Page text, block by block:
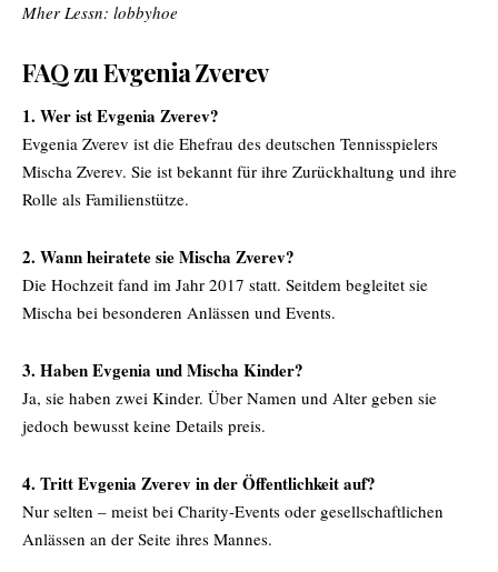
Mher Lessn: lobbyhoe
FAQ zu Evgenia Zverev
1. Wer ist Evgenia Zverev?
Evgenia Zverev ist die Ehefrau des deutschen Tennisspielers
Mischa Zverev. Sie ist bekannt für ihre Zurückhaltung und ihre
Rolle als Familienstütze.
2. Wann heiratete sie Mischa Zverev?
Die Hochzeit fand im Jahr 2017 statt. Seitdem begleitet sie
Mischa bei besonderen Anlässen und Events.
3. Haben Evgenia und Mischa Kinder?
Ja, sie haben zwei Kinder. Über Namen und Alter geben sie
jedoch bewusst keine Details preis.
4. Tritt Evgenia Zverev in der Öffentlichkeit auf?
Nur selten – meist bei Charity-Events oder gesellschaftlichen
Anlässen an der Seite ihres Mannes.